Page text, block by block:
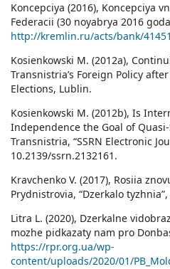
Koncepciya (2016), Koncepciya
Federacii (30 noyabrya 2016
http://kremlin.ru/acts/bank/
Kosienkowski M. (2012a),
Transnistria’s Foreign Policy
Elections, Lublin.
Kosienkowski M. (2012b), Is
Independence the Goal of Quasi-
Transnistria, “SSRN Electronic
10.2139/ssrn.2132161.
Kravchenko V. (2017), Rosiia
Prydnistrovia, “Dzerkalo tyzhnia”,
Litra L. (2020), Dzerkalne
mozhe pidkazaty nam pro
https://rpr.org.ua/wp-
content/uploads/2020/01/